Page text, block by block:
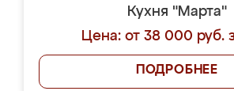
Кухня "Марта"
Цена: от 38 000 руб.
ПОДРОБНЕЕ